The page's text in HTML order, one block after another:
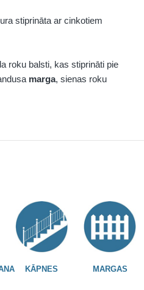
stiprināta ar cinkotiem
roku balsti, kas stiprināti pie
marga, sienas roku
KĀPNES MARGAS